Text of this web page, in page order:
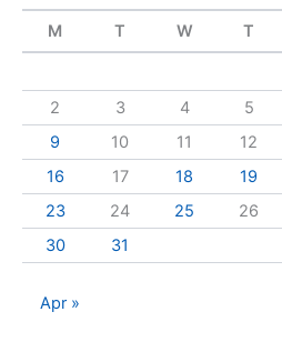
c
f
:
M T W T
2
3 4 5
9
10 11 12
16
17 18 19
23
24 25 26
30
31
Apr »